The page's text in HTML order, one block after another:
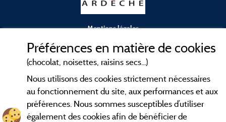
Mentions légales
Contact
CGV
Préférences en matière de cookies
(chocolat, noisettes, raisins secs...)
Nous utilisons des cookies strictement nécessaires
au fonctionnement du site, aux performances et aux
préférences. Nous sommes susceptibles d’utiliser
également des cookies afin de bénéficier de